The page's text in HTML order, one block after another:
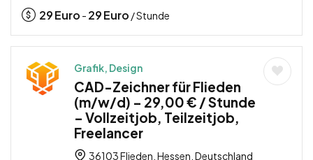
29Euro - 29Euro / Stunde
Grafik, Design
CAD-Zeichner für Flieden
(m/w/d) – 29,00 € / Stunde
– Vollzeitjob, Teilzeitjob,
Freelancer
36103 Flieden, Hessen, Deutschland